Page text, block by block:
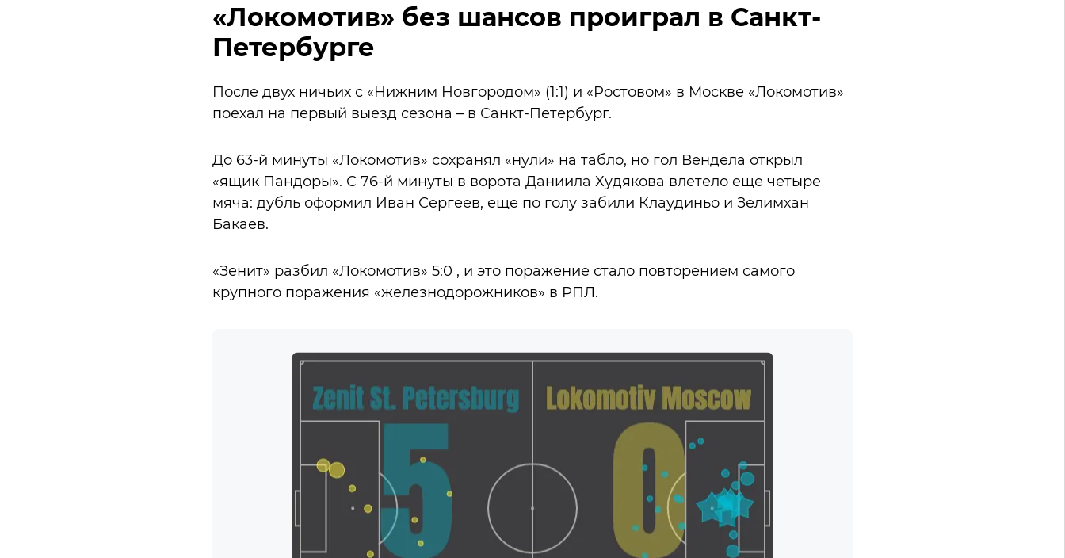
«Локомотив» без шансов проиграл в Санкт-
Петербурге
После двух ничьих с «Нижним Новгородом» (1:1) и «Ростовом» в Москве «Локомотив»
поехал на первый выезд сезона – в Санкт-Петербург.
До 63-й минуты «Локомотив» сохранял «нули» на табло, но гол Вендела открыл
«ящик Пандоры». С 76-й минуты в ворота Даниила Худякова влетело еще четыре
мяча: дубль оформил Иван Сергеев, еще по голу забили Клаудиньо и Зелимхан
Бакаев.
«Зенит» разбил «Локомотив» 5:0 , и это поражение стало повторением самого
крупного поражения «железнодорожников» в РПЛ.